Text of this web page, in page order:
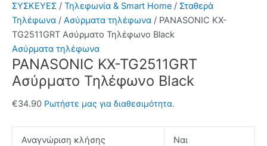
ΣΥΣΚΕΥΕΣ / Τηλεφωνία & Smart Home / Σταθερά
Τηλέφωνα / Ασύρματα τηλέφωνα / PANASONIC KX-
TG2511GRT Ασύρματο Τηλέφωνο Black
Ασύρματα τηλέφωνα
PANASONIC KX-TG2511GRT
Ασύρματο Τηλέφωνο Black
€34.90 Ρωτήστε μας για διαθεσιμότητα.
Αναγνώριση κλήσης Ναι